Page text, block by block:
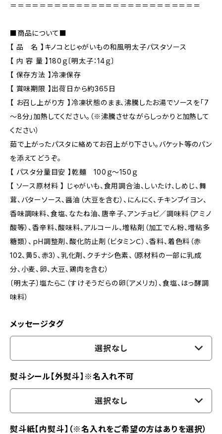
＝＝＝＝＝＝＝＝＝＝＝＝＝＝＝＝＝＝＝＝＝＝＝＝＝＝
■商品について■
【 品 名 】キノコとじゃがいもの和風明太子パスタソース
【 内 容 量 】180ｇ〔明太子：14ｇ〕
【 保存方法 】冷凍保存
【 賞味期限 】出荷日から約365日
【 お召し上がり方 】冷凍状態のまま、沸騰したお湯でソースを「7
～8分」加熱してください。（※沸騰させながらしっかりと加熱して
ください）
茹で上がったパスタに絡めてお召上がり下さい。バケット等のパン
を添えてどうぞ。
【 パスタ分量目安 】乾麺 100ｇ～150ｇ
【 ソース原材料 】 じゃがいも、食用調合油、しいたけ、しめじ、舞
茸、バターソース、醤油（大豆を含む）、にんにく、チキンブイヨン、
香味調味料、食塩、なたね油、唐辛子、アンチョビ／調味料（アミノ
酸等）、香辛料、酸味料、アルコール、増粘剤（加工でん粉、増粘多
糖類）、ｐH調整剤、酸化防止剤（ビタミンＣ）、香料、着色料（赤
102、黄5、赤3）、乳化剤、クチナシ色素、（原材料の一部に乳成
分、小麦、卵、大豆、鶏肉を含む）
〔明太子〕塩たらこ（すけそうだらの卵〔アメリカ〕、食塩、はっ酵調
味料）
メッセージタグ
選択なし
熨斗シール【外熨斗】※名入れ不可
選択なし
熨斗紙【内熨斗】（※名入れをご希望の方はありを選択）